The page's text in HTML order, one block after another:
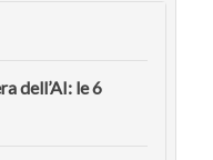
dell’AI: le 6